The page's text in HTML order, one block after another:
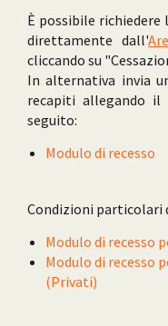
È possibile richiedere
direttamente dall'
cliccando su
In alternativa invia
recapiti allegando il
seguito:
Modulo di recesso
Condizioni particolari
Modulo di recesso
Modulo di recesso
(Privati)